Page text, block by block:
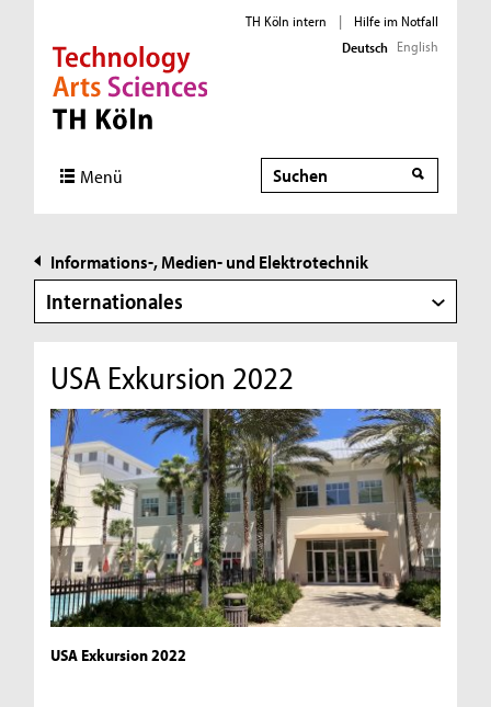
Direkt zur Hauptnavigation
Direkt zur Subnavigation
Direkt zum Inhalt
Direkt zum Fußbereich
TH Köln intern |
Hilfe im Notfall
Deutsch English
Menü Suche
Suche
Informations-, Medien- und Elektrotechnik
Internationales
USA Exkursion 2022
USA Exkursion 2022